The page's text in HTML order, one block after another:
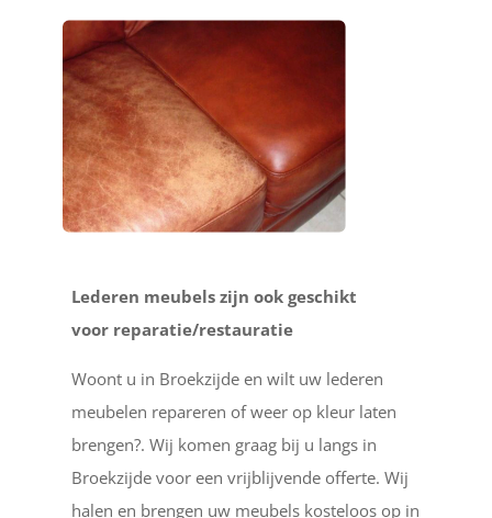
Lederen meubels zijn ook geschikt
voor reparatie/restauratie
Woont u in Broekzijde en wilt uw lederen
meubelen repareren of weer op kleur laten
brengen?. Wij komen graag bij u langs in
Broekzijde voor een vrijblijvende offerte. Wij
halen en brengen uw meubels kosteloos op in